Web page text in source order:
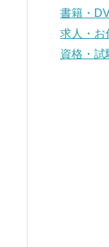
書籍・
求人・お
資格・試